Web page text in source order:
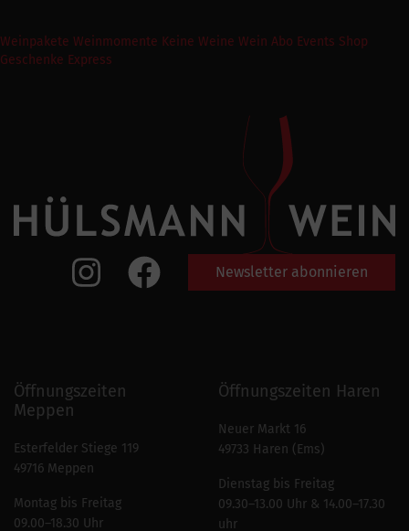
Weinpakete Weinmomente Keine Weine Wein Abo Events Shop
Geschenke Express
Newsletter abonnieren
Öffnungszeiten
Meppen
Esterfelder Stiege 119
49716 Meppen
Montag bis Freitag
09.00–18.30 Uhr
Öffnungszeiten Haren
Neuer Markt 16
49733 Haren (Ems)
Dienstag bis Freitag
09.30–13.00 Uhr & 14.00–17.30
uhr